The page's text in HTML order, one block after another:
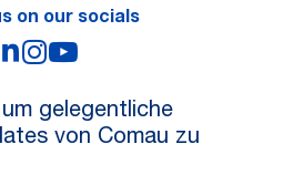
on our socials
LinkedIn
Instagram
gelegentliche
von Comau zu